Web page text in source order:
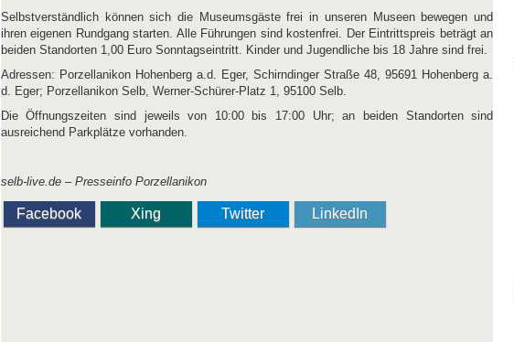
Selbstverständlich können sich die Museumsgäste frei in unseren Museen bewegen und
ihren eigenen Rundgang starten. Alle Führungen sind kostenfrei. Der Eintrittspreis beträgt an
beiden Standorten 1,00 Euro Sonntagseintritt. Kinder und Jugendliche bis 18 Jahre sind frei.
Adressen: Porzellanikon Hohenberg a.d. Eger, Schirndinger Straße 48, 95691 Hohenberg a.
d. Eger; Porzellanikon Selb, Werner-Schürer-Platz 1, 95100 Selb.
Die Öffnungszeiten sind jeweils von 10:00 bis 17:00 Uhr; an beiden Standorten sind
ausreichend Parkplätze vorhanden.
selb-live.de – Presseinfo Porzellanikon
Facebook Xing Twitter LinkedIn